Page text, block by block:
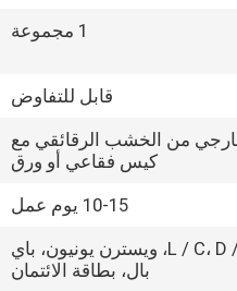
1 مجموعة
قابل للتفاوض
من الخشب الرقائقي مع
كيس فقاعي أو ورق
10-15 يوم عمل
L / C، D / P، T / T، ويسترن يونيون، باي
بال، بطاقة الائتمان